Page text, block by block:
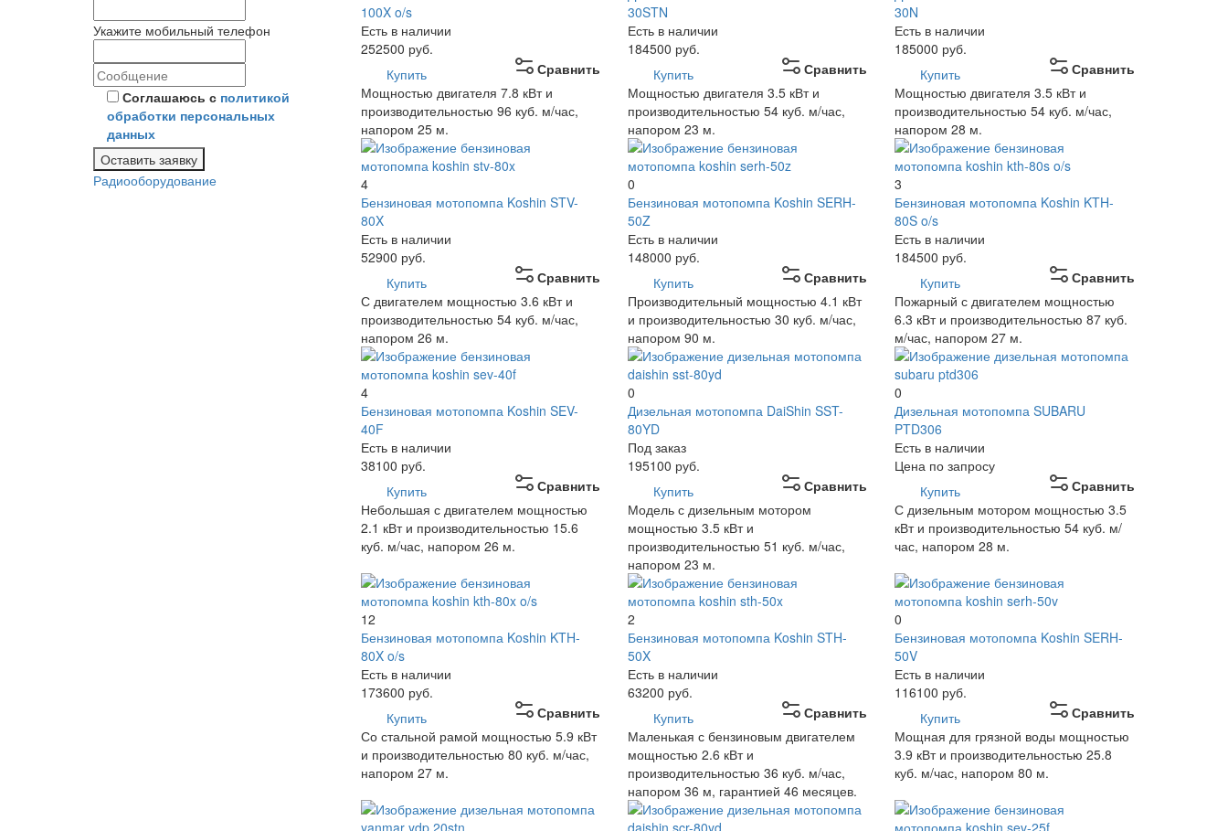
Укажите мобильный телефон
Соглашаюсь с политикой
обработки персональных
данных
Оставить заявку
Радиооборудование
100X o/s
Есть в наличии
252500 руб.
Сравнить
Купить
Мощностью двигателя 7.8 кВт и
производительностью 96 куб. м/час,
напором 25 м.
30STN
Есть в наличии
184500 руб.
Сравнить
Купить
Мощностью двигателя 3.5 кВт и
производительностью 54 куб. м/час,
напором 23 м.
30N
Есть в наличии
185000 руб.
Сравнить
Купить
Мощностью двигателя 3.5 кВт и
производительностью 54 куб. м/час,
напором 28 м.
4
Бензиновая мотопомпа Koshin STV-
80X
Есть в наличии
52900 руб.
Сравнить
Купить
С двигателем мощностью 3.6 кВт и
производительностью 54 куб. м/час,
напором 26 м.
0
Бензиновая мотопомпа Koshin SERH-
50Z
Есть в наличии
148000 руб.
Сравнить
Купить
Производительный мощностью 4.1 кВт
и производительностью 30 куб. м/час,
напором 90 м.
3
Бензиновая мотопомпа Koshin KTH-
80S o/s
Есть в наличии
184500 руб.
Сравнить
Купить
Пожарный с двигателем мощностью
6.3 кВт и производительностью 87 куб.
м/час, напором 27 м.
4
Бензиновая мотопомпа Koshin SEV-
40F
Есть в наличии
38100 руб.
Сравнить
Купить
Небольшая с двигателем мощностью
2.1 кВт и производительностью 15.6
куб. м/час, напором 26 м.
0
Дизельная мотопомпа DaiShin SST-
80YD
Под заказ
195100 руб.
Сравнить
Купить
Модель с дизельным мотором
мощностью 3.5 кВт и
производительностью 51 куб. м/час,
напором 23 м.
0
Дизельная мотопомпа SUBARU
PTD306
Есть в наличии
Цена по запросу
Сравнить
Купить
С дизельным мотором мощностью 3.5
кВт и производительностью 54 куб. м/
час, напором 28 м.
12
Бензиновая мотопомпа Koshin KTH-
80X o/s
Есть в наличии
173600 руб.
Сравнить
Купить
Со стальной рамой мощностью 5.9 кВт
и производительностью 80 куб. м/час,
напором 27 м.
2
Бензиновая мотопомпа Koshin STH-
50X
Есть в наличии
63200 руб.
Сравнить
Купить
Маленькая с бензиновым двигателем
мощностью 2.6 кВт и
производительностью 36 куб. м/час,
напором 36 м, гарантией 46 месяцев.
0
Бензиновая мотопомпа Koshin SERH-
50V
Есть в наличии
116100 руб.
Сравнить
Купить
Мощная для грязной воды мощностью
3.9 кВт и производительностью 25.8
куб. м/час, напором 80 м.